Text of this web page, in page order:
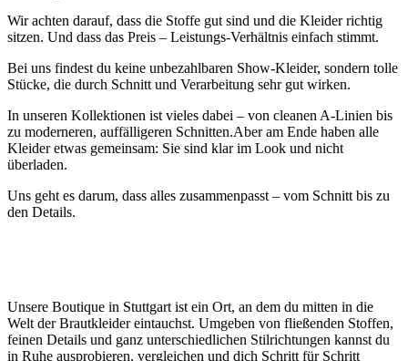
Wir achten darauf, dass die Stoffe gut sind und die Kleider richtig
sitzen. Und dass das Preis – Leistungs-Verhältnis einfach stimmt.
Bei uns findest du keine unbezahlbaren Show-Kleider, sondern tolle
Stücke, die durch Schnitt und Verarbeitung sehr gut wirken.
In unseren Kollektionen ist vieles dabei – von cleanen A-Linien bis
zu moderneren, auffälligeren Schnitten.Aber am Ende haben alle
Kleider etwas gemeinsam: Sie sind klar im Look und nicht
überladen.
Uns geht es darum, dass alles zusammenpasst – vom Schnitt bis zu
den Details.
Unsere Boutique in Stuttgart ist ein Ort, an dem du mitten in die
Welt der Brautkleider eintauchst. Umgeben von fließenden Stoffen,
feinen Details und ganz unterschiedlichen Stilrichtungen kannst du
in Ruhe ausprobieren, vergleichen und dich Schritt für Schritt